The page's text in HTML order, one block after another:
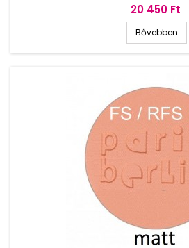
Ár
20 450 Ft
Bővebben